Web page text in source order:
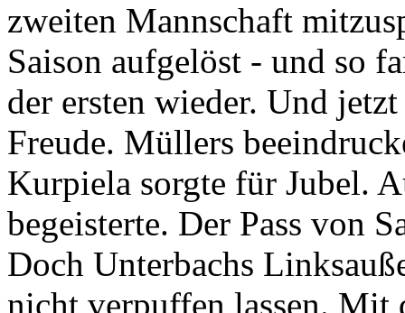
zweiten Mannschaft
Saison aufgelöst - und so
der ersten wieder. Und
Freude. Müllers
Kurpiela sorgte für Jubel.
begeisterte. Der Pass von
Doch Unterbachs
nicht verpuffen lassen. Mit